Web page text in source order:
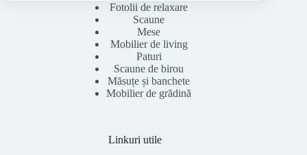
Fotolii de relaxare
Scaune
Mese
Mobilier de living
Paturi
Scaune de birou
Măsuțe și banchete
Mobilier de grădină
Linkuri utile